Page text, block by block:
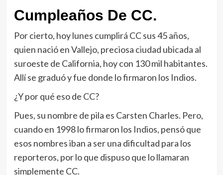
Cumpleaños De CC.
Por cierto, hoy lunes cumplirá CC sus 45 años,
quien nació en Vallejo, preciosa ciudad ubicada al
suroeste de California, hoy con 130 mil habitantes.
Allí se graduó y fue donde lo firmaron los Indios.
¿Y por qué eso de CC?
Pues, su nombre de pila es Carsten Charles. Pero,
cuando en 1998 lo firmaron los Indios, pensó que
esos nombres iban a ser una dificultad para los
reporteros, por lo que dispuso que lo llamaran
simplemente CC.